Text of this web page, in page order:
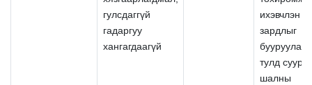
гулсдаггүй
гадаргуу
хангагдаагүй
ихэвчлэн
зардлыг
тулд суурь
шалны